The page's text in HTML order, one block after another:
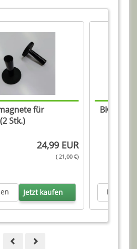
für
Stk.)
24,99 EUR
( 21,00 €)
Jetzt kaufen
BIG
Mehr